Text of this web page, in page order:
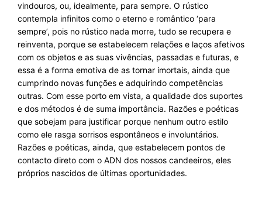
vindouros, ou, idealmente, para sempre. O rústico
contempla infinitos como o eterno e romântico ‘para
sempre’, pois no rústico nada morre, tudo se recupera e
reinventa, porque se estabelecem relações e laços afetivos
com os objetos e as suas vivências, passadas e futuras, e
essa é a forma emotiva de as tornar imortais, ainda que
cumprindo novas funções e adquirindo competências
outras. Com esse porto em vista, a qualidade dos suportes
e dos métodos é de suma importância. Razões e poéticas
que sobejam para justificar porque nenhum outro estilo
como ele rasga sorrisos espontâneos e involuntários.
Razões e poéticas, ainda, que estabelecem pontos de
contacto direto com o ADN dos nossos candeeiros, eles
próprios nascidos de últimas oportunidades.